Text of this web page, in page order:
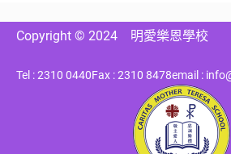
Copyright © 2024 明愛樂恩學校
Tel : 2310 0440Fax : 2310 8478email :